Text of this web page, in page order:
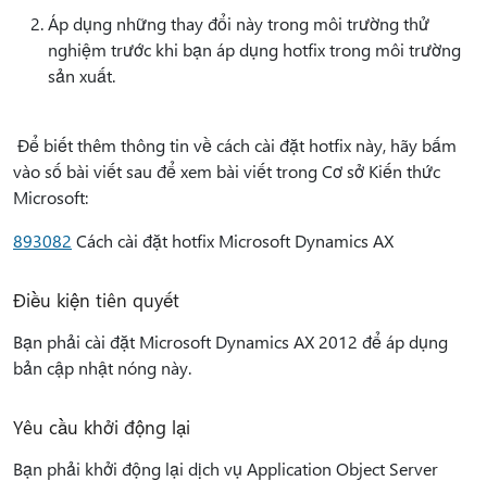
Áp dụng những thay đổi này trong môi trường thử
nghiệm trước khi bạn áp dụng hotfix trong môi trường
sản xuất.
Để biết thêm thông tin về cách cài đặt hotfix này, hãy bấm
vào số bài viết sau để xem bài viết trong Cơ sở Kiến thức
Microsoft:
893082 Cách cài đặt hotfix Microsoft Dynamics AX
Điều kiện tiên quyết
Bạn phải cài đặt Microsoft Dynamics AX 2012 để áp dụng
bản cập nhật nóng này.
Yêu cầu khởi động lại
Bạn phải khởi động lại dịch vụ Application Object Server